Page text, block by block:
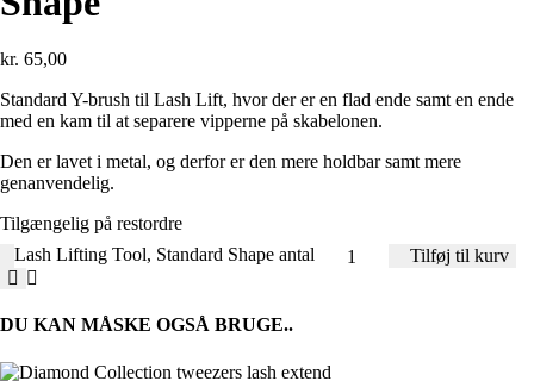
kr. 65,00
Standard Y-brush til Lash Lift, hvor der er en flad ende samt en ende
med en kam til at separere vipperne på skabelonen.
Den er lavet i metal, og derfor er den mere holdbar samt mere
genanvendelig.
Tilgængelig på restordre
Lash Lifting Tool, Standard Shape antal
Tilføj til kurv
DU KAN MÅSKE OGSÅ BRUGE..